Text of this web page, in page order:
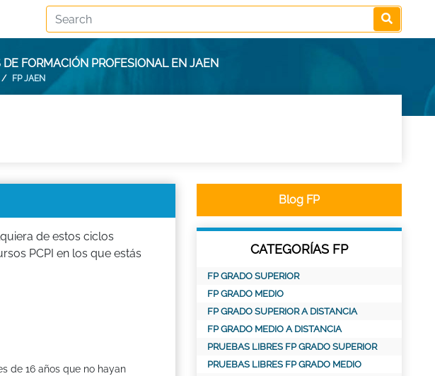
FORMACIÓN PROFESIONAL EN JAEN
FP JAEN
de estos ciclos
PCPI en los que estás
de 16 años que no hayan
Blog FP
CATEGORÍAS FP
FP GRADO SUPERIOR
FP GRADO MEDIO
FP GRADO SUPERIOR A DISTANCIA
FP GRADO MEDIO A DISTANCIA
PRUEBAS LIBRES FP GRADO SUPERIOR
PRUEBAS LIBRES FP GRADO MEDIO